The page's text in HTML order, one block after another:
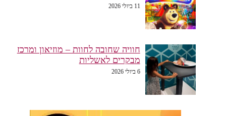
11 ביולי 2026
חוויה שחובה לחוות – מוזיאון ומרכז
מבקרים לאשליות
6 ביולי 2026